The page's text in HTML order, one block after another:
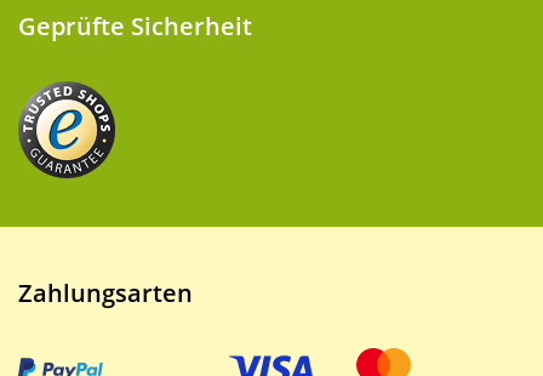
Geprüfte Sicherheit
Zahlungsarten